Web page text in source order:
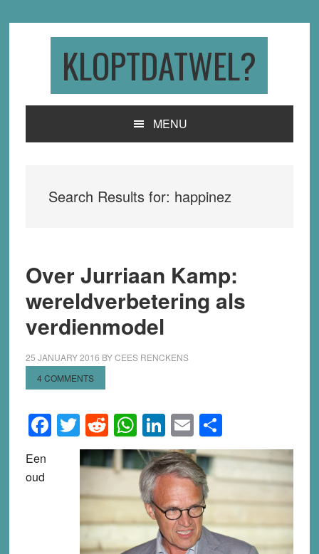
KLOPTDATWEL?
MENU
Search Results for: happinez
Over Jurriaan Kamp:
wereldverbetering als
verdienmodel
25 JANUARY 2016 BYCEES RENCKENS
4 COMMENTS
Facebook
Twitter
Reddit
WhatsApp
LinkedIn
EmailShare
Een
oud